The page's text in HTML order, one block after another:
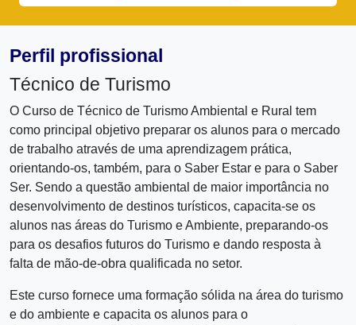
Perfil profissional
Técnico de Turismo
O Curso de Técnico de Turismo Ambiental e Rural tem
como principal objetivo preparar os alunos para o mercado
de trabalho através de uma aprendizagem prática,
orientando-os, também, para o Saber Estar e para o Saber
Ser. Sendo a questão ambiental de maior importância no
desenvolvimento de destinos turísticos, capacita-se os
alunos nas áreas do Turismo e Ambiente, preparando-os
para os desafios futuros do Turismo e dando resposta à
falta de mão-de-obra qualificada no setor.
Este curso fornece uma formação sólida na área do turismo
e do ambiente e capacita os alunos para o